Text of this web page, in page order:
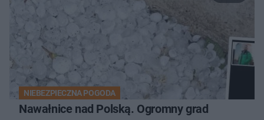
NIEBEZPIECZNA POGODA
Nawałnice nad Polską. Ogromny grad